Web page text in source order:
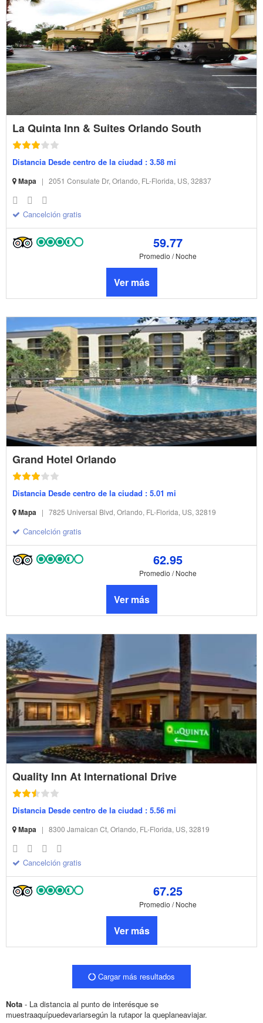
La Quinta Inn & Suites Orlando South
Distancia Desde centro de la ciudad : 3.58 mi
Mapa | 2051 Consulate Dr, Orlando, FL-Florida, US, 32837
Cancelción gratis
59.77
Promedio / Noche
Ver más
Grand Hotel Orlando
Distancia Desde centro de la ciudad : 5.01 mi
Mapa | 7825 Universal Blvd, Orlando, FL-Florida, US, 32819
Cancelción gratis
62.95
Promedio / Noche
Ver más
Quality Inn At International Drive
Distancia Desde centro de la ciudad : 5.56 mi
Mapa | 8300 Jamaican Ct, Orlando, FL-Florida, US, 32819
Cancelción gratis
67.25
Promedio / Noche
Ver más
Cargar más resultados
Nota - La distancia al punto de interésque se
muestraaquípuedevariarsegún la rutapor la queplaneaviajar.